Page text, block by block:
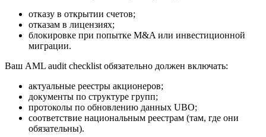
отказу в открытии счетов;
отказам в лицензиях;
блокировке при попытке M&A или инвестиционной
миграции.
Ваш AML audit checklist обязательно должен включать:
актуальные реестры акционеров;
документы по структуре групп;
протоколы по обновлению данных UBO;
соответствие национальным реестрам (там, где они
обязательны).